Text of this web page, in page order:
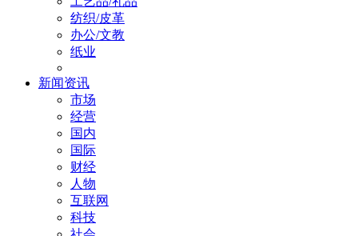
纺织/皮革
办公/文教
纸业
新闻资讯
市场
经营
国内
国际
财经
人物
互联网
科技